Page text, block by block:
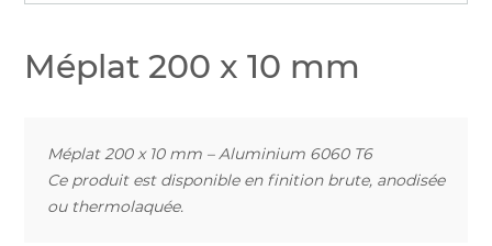
Méplat 200 x 10 mm
Méplat 200 x 10 mm – Aluminium 6060 T6
Ce produit est disponible en finition brute, anodisée
ou thermolaquée.